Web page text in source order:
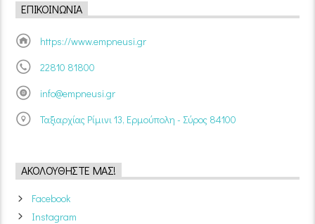
ΕΠΙΚΟΙΝΩΝΊΑ
https://www.empneusi.gr
22810 81800
info@empneusi.gr
Ταξιαρχίας Ρίμινι 13, Ερμούπολη - Σύρος 84100
ΑΚΟΛΟΥΘΉΣΤΕ ΜΑΣ!
Facebook
Instagram